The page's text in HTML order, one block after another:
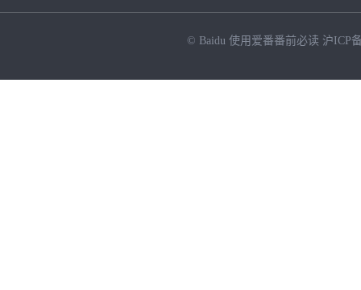
© Baidu 使用爱番番前必读 沪ICP